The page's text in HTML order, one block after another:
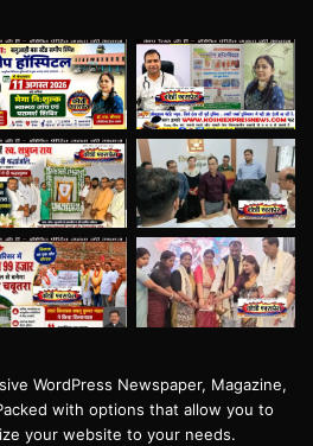
WordPress Newspaper, Magazine,
with options that allow you to
your website to your needs.